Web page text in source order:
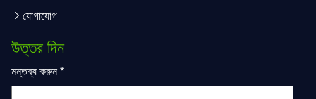
যোগাযোগ
উত্তর দিন
মন্তব্য করুন*